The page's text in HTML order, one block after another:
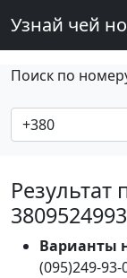
Узнай чей
Поиск по
Варианты
(095)249-93-